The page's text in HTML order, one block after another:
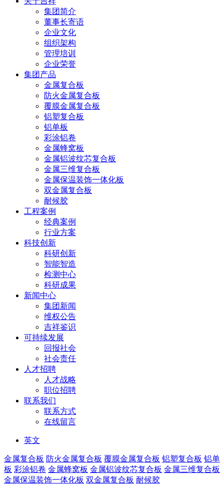
集团简介
董事长寄语
企业文化
组织架构
管理培训
企业荣誉
集团产品
金属复合板
防火金属复合板
覆膜金属复合板
铝塑复合板
铝单板
彩涂铝卷
金属蜂窝板
金属铝波纹芯复合板
金属三维复合板
金属保温装饰一体化板
双金属复合板
耐候胶
工程案例
经典案例
行业方案
科技创新
科研创新
智能智造
检测中心
科研成果
新闻中心
集团新闻
维权公告
吉祥鉴识
可持续发展
回报社会
社会责任
人才招聘
人才战略
职位招聘
联系我们
联系方式
在线留言
英文
金属复合板 防火金属复合板 覆膜金属复合板 铝塑复合板 铝单
板 彩涂铝卷 金属蜂窝板 金属铝波纹芯复合板 金属三维复合板
金属保温装饰一体化板 双金属复合板 耐候胶